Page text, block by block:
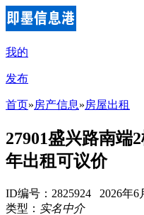
我的
发布
首页»房产信息»房屋出租
27901盛兴路南端
年出租可议价
ID编号：2825924 2026年
类型： 实名中介